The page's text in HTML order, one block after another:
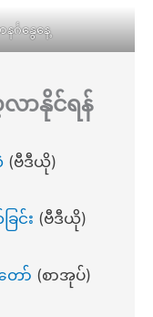
င်္ဂနွေနေ့
ာနိုင်ရန်
(ဗီဒီယို)
င်း (ဗီဒီယို)
ော် (စာအုပ်)